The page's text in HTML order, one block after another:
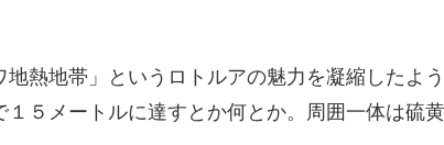
熱地帯」というロトルアの魅力を凝縮したよう
５メートルに達すとか何とか。周囲一体は硫黄